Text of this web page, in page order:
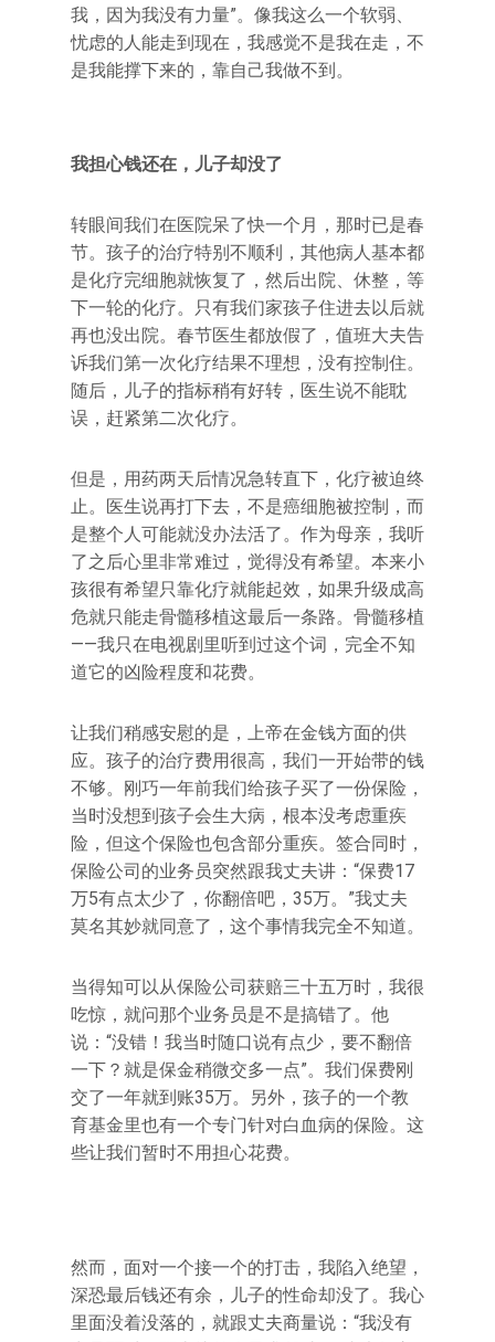
我，因为我没有力量”。像我这么一个软弱、
忧虑的人能走到现在，我感觉不是我在走，不
是我能撑下来的，靠自己我做不到。
我担心钱还在，儿子却没了
转眼间我们在医院呆了快一个月，那时已是春
节。孩子的治疗特别不顺利，其他病人基本都
是化疗完细胞就恢复了，然后出院、休整，等
下一轮的化疗。只有我们家孩子住进去以后就
再也没出院。春节医生都放假了，值班大夫告
诉我们第一次化疗结果不理想，没有控制住。
随后，儿子的指标稍有好转，医生说不能耽
误，赶紧第二次化疗。
但是，用药两天后情况急转直下，化疗被迫终
止。医生说再打下去，不是癌细胞被控制，而
是整个人可能就没办法活了。作为母亲，我听
了之后心里非常难过，觉得没有希望。本来小
孩很有希望只靠化疗就能起效，如果升级成高
危就只能走骨髓移植这最后一条路。骨髓移植
——我只在电视剧里听到过这个词，完全不知
道它的凶险程度和花费。
让我们稍感安慰的是，上帝在金钱方面的供
应。孩子的治疗费用很高，我们一开始带的钱
不够。刚巧一年前我们给孩子买了一份保险，
当时没想到孩子会生大病，根本没考虑重疾
险，但这个保险也包含部分重疾。签合同时，
保险公司的业务员突然跟我丈夫讲：“保费17
万5有点太少了，你翻倍吧，35万。”我丈夫
莫名其妙就同意了，这个事情我完全不知道。
当得知可以从保险公司获赔三十五万时，我很
吃惊，就问那个业务员是不是搞错了。他
说：“没错！我当时随口说有点少，要不翻倍
一下？就是保金稍微交多一点”。我们保费刚
交了一年就到账35万。另外，孩子的一个教
育基金里也有一个专门针对白血病的保险。这
些让我们暂时不用担心花费。
然而，面对一个接一个的打击，我陷入绝望，
深恐最后钱还有余，儿子的性命却没了。我心
里面没着没落的，就跟丈夫商量说：“我没有